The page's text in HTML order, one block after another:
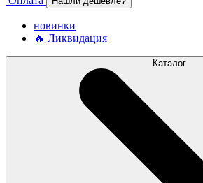
новинки
🔥 Ликвидация
Каталог